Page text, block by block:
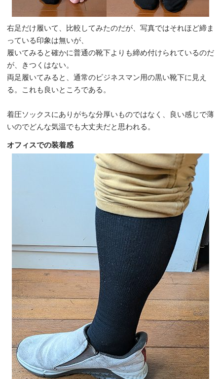
右足だけ履いて、比較してみたのだが、写真ではそれほど締ま
っている印象は無いが、
履いてみると確かに普通の靴下よりも締め付けられているのだ
が、きつくはない。
両足履いてみると、通常のビジネスマン用の黒い靴下に見え
る。これも良いところである。
着圧ソックスにありがちな分厚いものではなく、良い感じで薄
いのでどんな気温でも大丈夫だと思われる。
オフィスでの装着感